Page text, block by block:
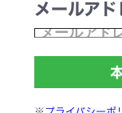
メールアド